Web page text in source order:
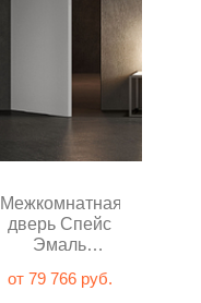
Межкомнатная
дверь Спейс
Эмаль
глухая
от 79 766 руб.